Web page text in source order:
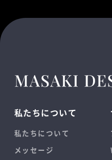
私たちについて
私たちについて
メッセージ